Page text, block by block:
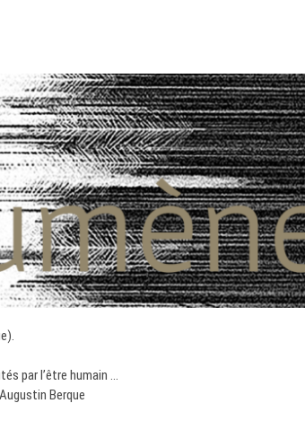
par l’être humain …
Berque